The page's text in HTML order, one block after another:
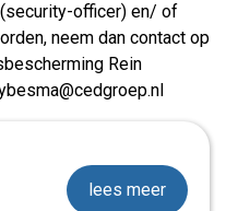
officer) en/ of
neem dan contact op
Rein
lees meer